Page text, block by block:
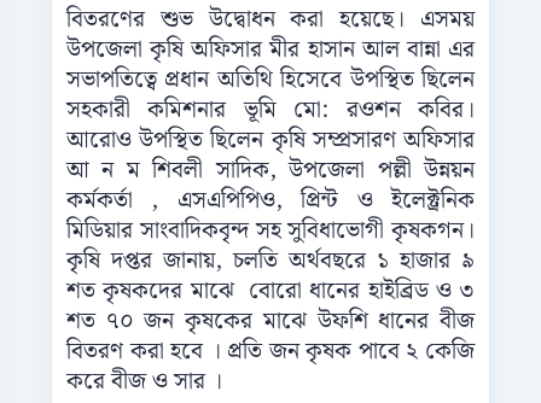
বিতরণের শুভ উদ্বোধন করা হয়েছে। এসময়
উপজেলা কৃষি অফিসার মীর হাসান আল বান্না এর
সভাপতিত্বে প্রধান অতিথি হিসেবে উপস্থিত ছিলেন
সহকারী কমিশনার ভূমি মো: রওশন কবির।
আরোও উপস্থিত ছিলেন কৃষি সম্প্রসারণ অফিসার
আ ন ম শিবলী সাদিক, উপজেলা পল্লী উন্নয়ন
কর্মকর্তা , এসএপিপিও, প্রিন্ট ও ইলেক্ট্রনিক
মিডিয়ার সাংবাদিকবৃন্দ সহ সুবিধাভোগী কৃষকগন।
কৃষি দপ্তর জানায়, চলতি অর্থবছরে ১ হাজার ৯
শত কৃষকদের মাঝে বোরো ধানের হাইব্রিড ও ৩
শত ৭০ জন কৃষকের মাঝে উফশি ধানের বীজ
বিতরণ করা হবে । প্রতি জন কৃষক পাবে ২ কেজি
করে বীজ ও সার ।